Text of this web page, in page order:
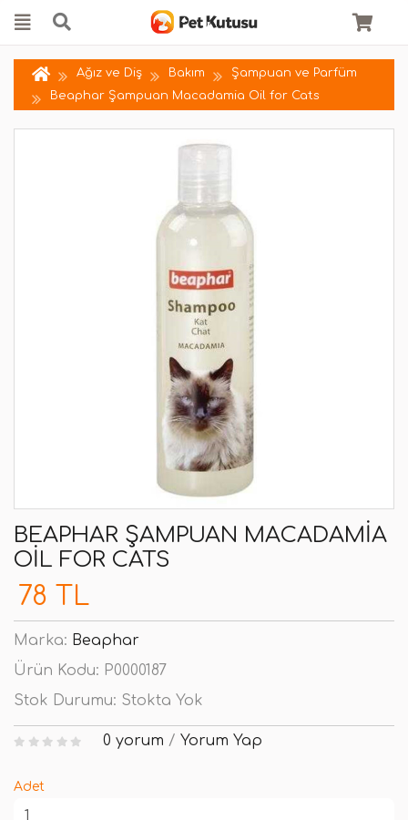
Ağız ve Diş Bakım
Şampuan ve Parfüm
Beaphar Şampuan Macadamia Oil for Cats
BEAPHAR ŞAMPUAN MACADAMIA
OIL FOR CATS
78 TL
Marka: Beaphar
Ürün Kodu: P0000187
Stok Durumu: Stokta Yok
0 yorum / Yorum Yap
Adet